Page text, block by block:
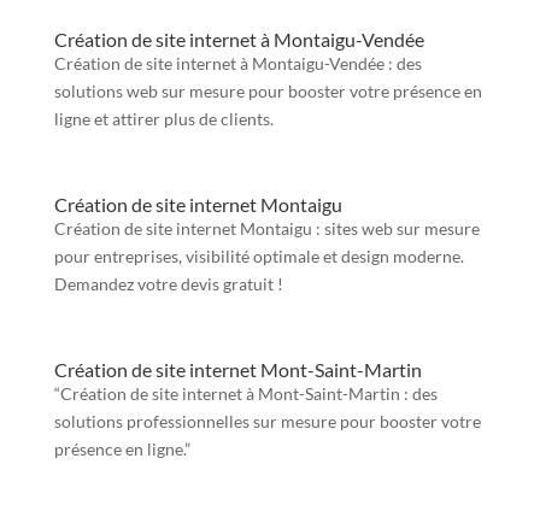
Création de site internet à Montaigu-Vendée
Création de site internet à Montaigu-Vendée : des
solutions web sur mesure pour booster votre présence en
ligne et attirer plus de clients.
Création de site internet Montaigu
Création de site internet Montaigu : sites web sur mesure
pour entreprises, visibilité optimale et design moderne.
Demandez votre devis gratuit !
Création de site internet Mont-Saint-Martin
“Création de site internet à Mont-Saint-Martin : des
solutions professionnelles sur mesure pour booster votre
présence en ligne.”